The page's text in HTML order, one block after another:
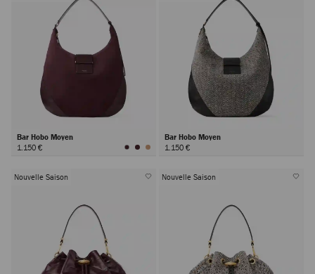
Bar Hobo Moyen
1.150 €
Bar Hobo Moyen
1.150 €
Nouvelle Saison Nouvelle Saison